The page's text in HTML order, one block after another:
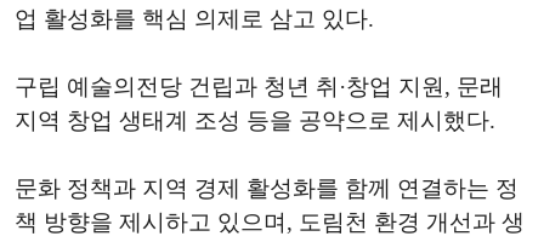
업 활성화를 핵심 의제로 삼고 있다.
구립 예술의전당 건립과 청년 취·창업 지원, 문래
지역 창업 생태계 조성 등을 공약으로 제시했다.
문화 정책과 지역 경제 활성화를 함께 연결하는 정
책 방향을 제시하고 있으며, 도림천 환경 개선과 생